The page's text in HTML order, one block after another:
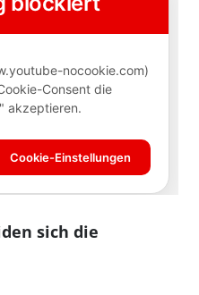
sich die